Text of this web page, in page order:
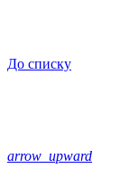
До списку
arrow_upward